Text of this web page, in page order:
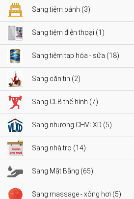
Sang tiệm bánh (3)
Sang tiệm điện thoại (1)
Sang tiệm tạp hóa - sữa (18)
Sang căn tin (2)
Sang CLB thể hình (7)
Sang nhượng CHVLXD (5)
Sang nhà trọ (14)
Sang Mặt Bằng (65)
Sang massage - xông hơi (5)